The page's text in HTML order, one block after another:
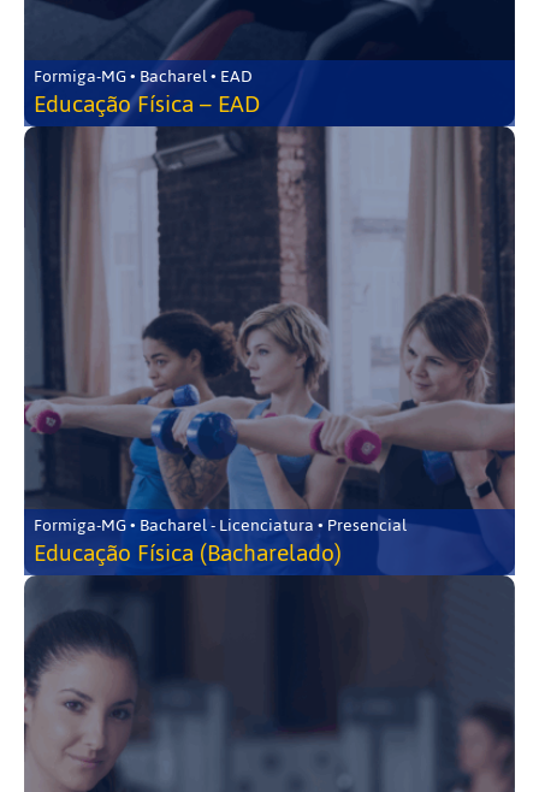
Formiga-MG • Bacharel • EAD
Educação Física – EAD
Formiga-MG • Bacharel - Licenciatura • Presencial
Educação Física (Bacharelado)